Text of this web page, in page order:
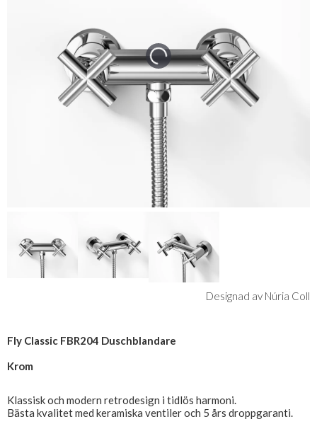
Designad av Núria Coll
Fly Classic FBR204 Duschblandare
Krom
Klassisk och modern retrodesign i tidlös harmoni.
Bästa kvalitet med keramiska ventiler och 5 års droppgaranti.